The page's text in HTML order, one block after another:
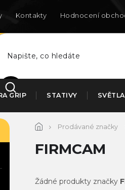
Kontakty Hodnocení
HLEDAT
GRIP STATIVY SVĚTLA
Prodávané značky
FIRMCAM
Žádné produkty značky